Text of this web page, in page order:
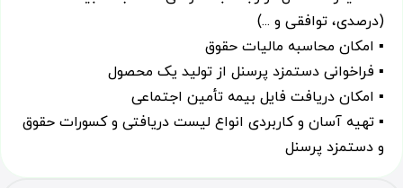
(درصدی، توافقی و ...)
▪ امکان محاسبه مالیات حقوق
▪ فراخوانی دستمزد پرسنل از تولید یک محصول
▪ امکان دریافت فایل بیمه تأمین اجتماعی
▪ تهیه آسان و کاربردی انواع لیست دریافتی و کسورات حقوق
و دستمزد پرسنل